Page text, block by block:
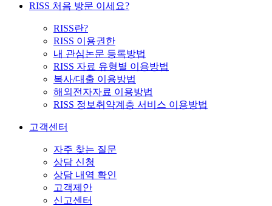
RISS 처음 방문 이세요?
RISS란?
RISS 이용권한
내 관심논문 등록방법
RISS 자료 유형별 이용방법
복사/대출 이용방법
해외전자자료 이용방법
RISS 정보취약계층 서비스 이용방법
고객센터
자주 찾는 질문
상담 신청
상담 내역 확인
고객제안
신고센터